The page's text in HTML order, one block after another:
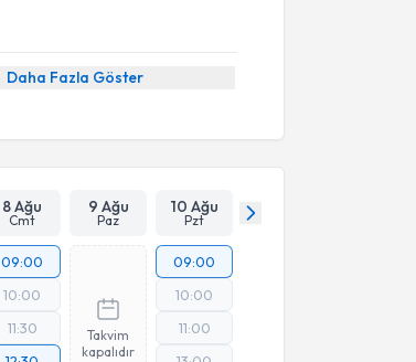
Daha Fazla Göster
8 Ağu
Cmt
9 Ağu
Paz
10 Ağu
Pzt
09:00
10:00
11:30
Takvim
kapalıdır
09:00
10:00
11:00